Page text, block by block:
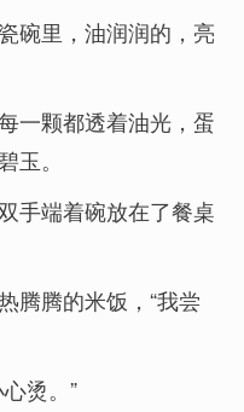
碗里，油润润的，亮
一颗都透着油光，蛋
。
手端着碗放在了餐桌
腾腾的米饭，“我尝
烫。”